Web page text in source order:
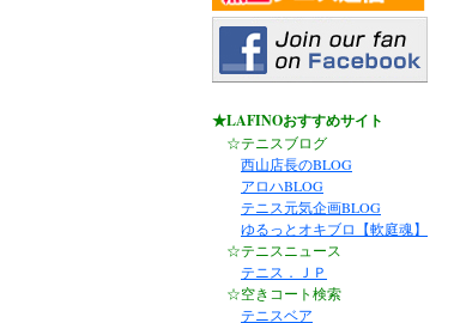
★LAFINOおすすめサイト
☆テニスブログ
西山店長のBLOG
アロハBLOG
テニス元気企画BLOG
ゆるっとオキブロ【軟庭魂】
☆テニスニュース
テニス．ＪＰ
☆空きコート検索
テニスベア